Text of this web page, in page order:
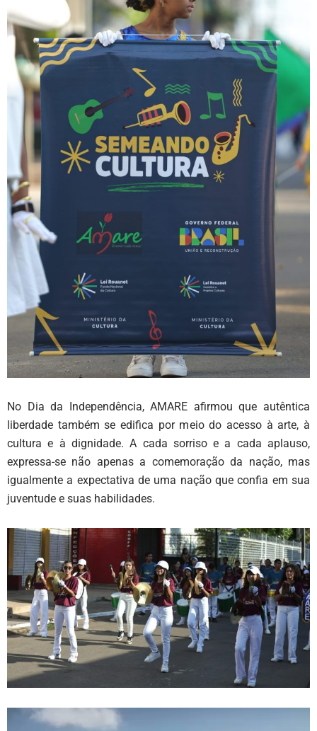
No Dia da Independência, AMARE afirmou que autêntica
liberdade também se edifica por meio do acesso à arte, à
cultura e à dignidade. A cada sorriso e a cada aplauso,
expressa-se não apenas a comemoração da nação, mas
igualmente a expectativa de uma nação que confia em sua
juventude e suas habilidades.
Tocador